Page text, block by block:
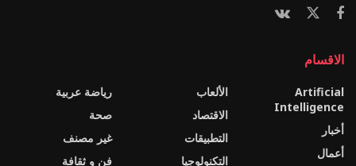
الاقسام
Artificial
Intelligence
أخبار
أعمال
الألعاب
الاقتصاد
التطبيقات
التكنولوجيا
رياضة عربية
صحة
غير مصنف
فن و ثقافة